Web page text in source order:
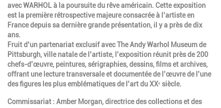
avec WARHOL à la poursuite du rêve américain. Cette exposition
est la première rétrospective majeure consacrée à l’artiste en
France depuis sa dernière grande présentation, il y a près de dix
ans.
Fruit d’un partenariat exclusif avec The Andy Warhol Museum de
Pittsburgh, ville natale de l’artiste, l’exposition réunit près de 200
chefs-d’œuvre, peintures, sérigraphies, dessins, films et archives,
offrant une lecture transversale et documentée de l’œuvre de l’une
des figures les plus emblématiques de l’art du XXᵉ siècle.
Commissariat : Amber Morgan, directrice des collections et des